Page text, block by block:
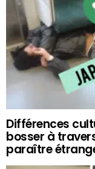
Différences
bosser à
paraître